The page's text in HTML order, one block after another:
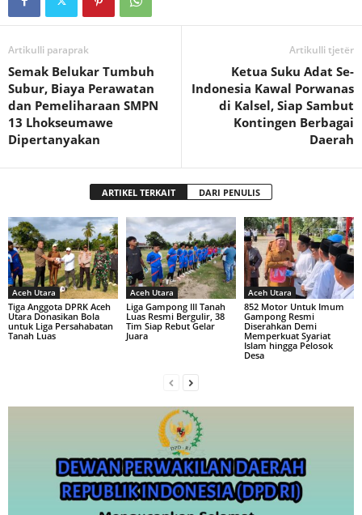
Artikulli paraprak
Semak Belukar Tumbuh
Subur, Biaya Perawatan
dan Pemeliharaan SMPN
13 Lhokseumawe
Dipertanyakan
Artikulli tjetër
Ketua Suku Adat Se-
Indonesia Kawal Porwanas
di Kalsel, Siap Sambut
Kontingen Berbagai
Daerah
ARTIKEL TERKAIT DARI PENULIS
Aceh Utara
Tiga Anggota DPRK Aceh
Utara Donasikan Bola
untuk Liga Persahabatan
Tanah Luas
Aceh Utara
Liga Gampong III Tanah
Luas Resmi Bergulir, 38
Tim Siap Rebut Gelar
Juara
Aceh Utara
852 Motor Untuk Imum
Gampong Resmi
Diserahkan Demi
Memperkuat Syariat
Islam hingga Pelosok
Desa